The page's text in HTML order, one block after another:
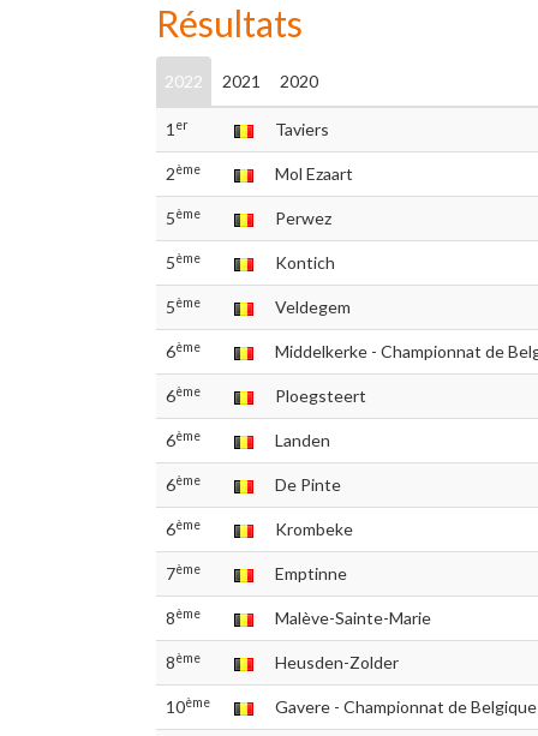
Résultats
2022 2021 2020
1 er Taviers
2ème Mol Ezaart
5ème Perwez
5ème Kontich
5ème Veldegem
6ème Middelkerke - Championnat de
6ème Ploegsteert
6ème Landen
6ème De Pinte
6ème Krombeke
7ème Emptinne
8ème Malève-Sainte-Marie
8ème Heusden-Zolder
10ème Gavere - Championnat de